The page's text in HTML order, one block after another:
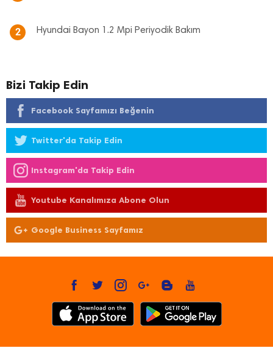
2 Hyundai Bayon 1.2 Mpi Periyodik Bakım
Bizi Takip Edin
Facebook Sayfamızı Beğenin
Twitter'da Takip Edin
Instagram'da Takip Edin
Youtube Kanalımıza Abone Olun
Google Business Sayfamız